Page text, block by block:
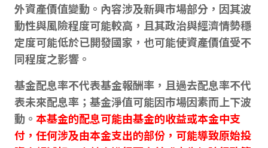
外資產價值變動。內容涉及新興市場部分，因其波
動性與風險程度可能較高，且其政治與經濟情勢穩
定度可能低於已開發國家，也可能使資產價值受不
同程度之影響。
基金配息率不代表基金報酬率，且過去配息率不代
表未來配息率；基金淨值可能因市場因素而上下波
動。 本基金的配息可能由基金的收益或本金中支
付，任何涉及由本金支出的部份，可能導致原始投